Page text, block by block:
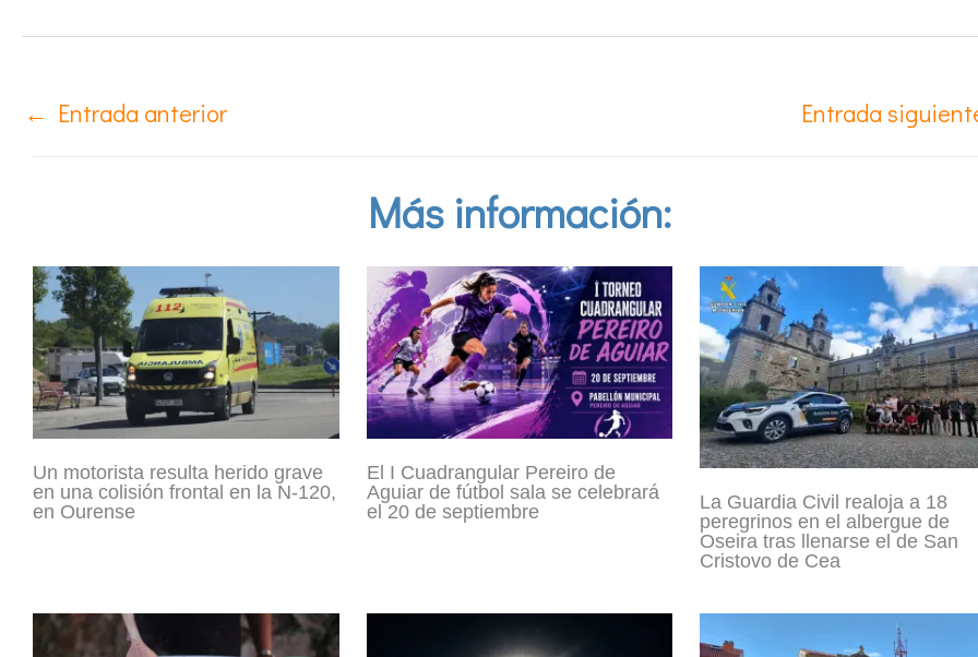
← Entrada anterior Entrada
Más información:
Un motorista resulta herido grave
en una colisión frontal en la N-120,
en Ourense
El I Cuadrangular Pereiro de
Aguiar de fútbol sala se celebrará
el 20 de septiembre
La Guardia Civil realoja a 18
peregrinos en el albergue de
Oseira tras llenarse el de San
Cristovo de Cea